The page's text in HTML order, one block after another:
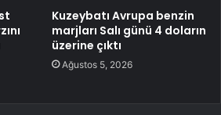
Kuzeybatı Avrupa benzin
marjları Salı günü 4 doların
üzerine çıktı
Ağustos 5, 2026